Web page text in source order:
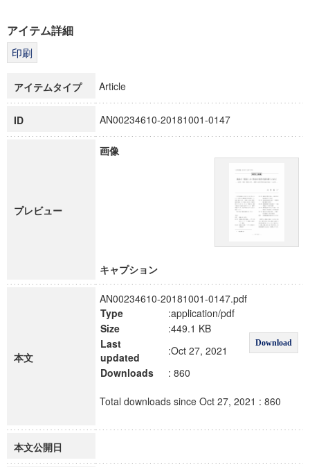
科学研究費補助金研究成果報告書
博士課程教育リーディングプログラム「超成熟社会発展のサ
アイテム詳細
アイテムタイプ Article
ID AN00234610-20181001-0147
プレビュー
画像
キャプション
本文
AN00234610-20181001-0147.pdf
Type
:application/pdf
Download
Size
:449.1 KB
Last
updated
:Oct 27, 2021
Downloads
: 860
Total downloads since Oct 27, 2021 : 860
本文公開日